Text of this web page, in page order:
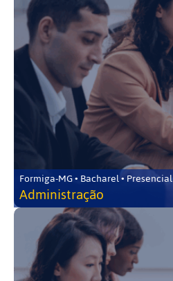
Formiga-MG • Bacharel • Presencial
Administração